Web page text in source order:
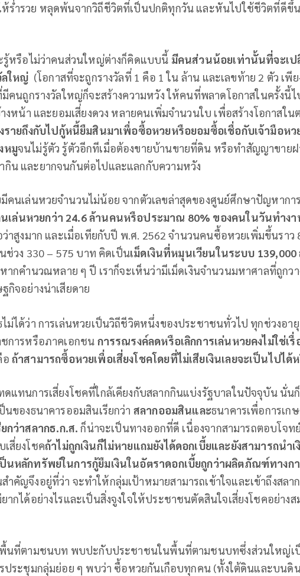
ห้ร่ำรวย หลุดพ้นจากวิถีชีวิตที่เป็นปกติทุกวัน และหันไปใช้ชีวิตที่ดีขึ้
รู้หรือไม่ว่าคนส่วนใหญ่ต่างก็คิดแบบนี้ มีคนส่วนน้อยเท่านั้นที่จะเป
ลใหญ่ (โอกาสที่จะถูกรางวัลที่ 1 คือ 1 ใน ล้าน และเลขท้าย 2 ตัว เพี
คนถูกรางวัลใหญ่ก็จะสร้างความหวัง ให้คนที่พลาดโอกาสในครั้งนี้
งหน้า และยอมเสี่ยงดวง หลายคนเพิ่มจำนวนใบ เพื่อสร้างโอกาสใน
รายถึงกับไปกู้หนี้ยืมสินมาเพื่อซื้อหวยหรือยอมซื้อเชื่อกับเจ้ามือห
หมูจนไม่รู้ตัว รู้ตัวอีกทีเมื่อต้องขายบ้านขายที่ดิน หรือทำสัญญาขายฝ
น และยากจนกันต่อไปและแลกกับความหวัง
คนเล่นหวยจำนวนไม่น้อย จากตัวเลขล่าสุดของศูนย์ศึกษาปัญหาก
เล่นหวยกว่า 24.6ล้านคนหรือประมาณ 80% ของคนในวันทำงา
าสูงมาก และเมื่อเทียกับปี พ.ศ. 2562 จำนวนคนซื้อหวยเพิ่มขึ้นราว
ช่วง 330 – 575 บาท คิดเป็นเม็ดเงินที่หมุนเวียนในระบบ 139,000
ากคำนวณหลาย ๆ ปี เราก็จะเห็นว่ามีเม็ดเงินจำนวนมหาศาลที่ถูกว
กิจอย่างน่าเสียดาย
ม่ได้ว่า การเล่นหวยเป็นวิถีชีวิตหนึ่งของประชาชนทั่วไป ทุกช่วงอา
การหรือภาคเอกชน การรณรงค์ลดหรือเลิกการเล่นหวยคงไม่ใช่เรื่
อ ถ้าสามารถซื้อหวยเพื่อเสี่ยงโชคโดยที่ไม่เสียเงินเลยจะเป็นไปได้
แทนการเสี่ยงโชคที่ใกล้เคียงกับสลากกินแบ่งรัฐบาลในปัจจุบัน นั่น
ของธนาคารออมสินเรียกว่า สลากออมสินและธนาคารเพื่อการเก
ยกว่าสลากธ.ก.ส.ก็น่าจะเป็นทางออกที่ดี เนื่องจากสามารถตอบโจท
สี่ยงโชคถ้าไม่ถูกเงินก็ไม่หายแถมยังได้ดอกเบี้ยและยังสามารถนำ
นหลักทรัพย์ในการกู้ยืมเงินในอัตราดอกเบี้ยถูกว่าผลิตภัณฑ์ทางกา
ำคัญจึงอยู่ที่ว่า จะทำให้กลุ่มเป้าหมายสามารถเข้าใจและเข้าถึงสลา
ากได้อย่างไรและเป็นสิ่งจูงใจให้ประชาชนตัดสินใจเสี่ยงโชคอย่าง
พื้นที่ตามชนบท พบปะกับประชาชนในพื้นที่ตามชนบทซึ่งส่วนใหญ่เ
รประชุมกลุ่มย่อย ๆ พบว่า ซื้อหวยกันเกือบทุกคน (ทั้งใต้ดินและบนดิ